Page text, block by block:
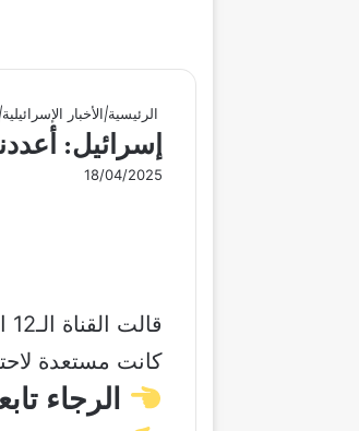
الرئيسية|الأخبار الإسرائيلية|
إسرائيل:
18/04/2025
كانت مستعدة
الرجاء